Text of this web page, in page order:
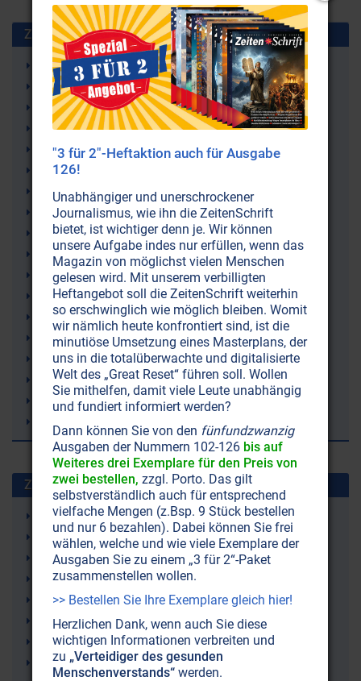
Zusammen benutzt mit:
Thinkman
System37
Bewusstsein
Stimmklang
Stimme
Individueller Grundton
Vemu Mukunda
Klangtherapie
Nada Brahma
Neurophone
Intelligenz-Training
Ultraschall
Stress
Entspannung
Subliminal messages
Lernschwäche
Gehör
Zuletzt gesuchte Stichworte
Just Nuisance (ein Hund)
Leukämie
9/11 (11. September 2001)
Erde
Atomenergie
Sergej N. Lazarev
Fibromyalgie (Weichteilrheuma)
Wettermanipulation (Geoengineering)
"3 für 2"-Heftaktion auch für Ausgabe
126!
Unabhängiger und unerschrockener
Journalismus, wie ihn die ZeitenSchrift
bietet, ist wichtiger denn je. Wir können
unsere Aufgabe indes nur erfüllen, wenn das
Magazin von möglichst vielen Menschen
gelesen wird. Mit unserem verbilligten
Heftangebot soll die ZeitenSchrift weiterhin
so erschwinglich wie möglich bleiben. Womit
wir nämlich heute konfrontiert sind, ist die
minutiöse Umsetzung eines Masterplans, der
uns in die totalüberwachte und digitalisierte
Welt des „Great Reset“ führen soll. Wollen
Sie mithelfen, damit viele Leute unabhängig
und fundiert informiert werden?
Dann können Sie von den fünfundzwanzig
Ausgaben der Nummern 102-126 bis auf
Weiteres drei Exemplare für den Preis von
zwei bestellen, zzgl. Porto. Das gilt
selbstverständlich auch für entsprechend
vielfache Mengen (z.Bsp. 9 Stück bestellen
und nur 6 bezahlen). Dabei können Sie frei
wählen, welche und wie viele Exemplare der
Ausgaben Sie zu einem „3 für 2“-Paket
zusammenstellen wollen.
>> Bestellen Sie Ihre Exemplare gleich hier!
Herzlichen Dank, wenn auch Sie diese
wichtigen Informationen verbreiten und
zu „Verteidiger des gesunden
Menschenverstands“ werden.